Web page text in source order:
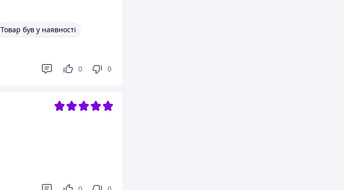
Товар був у наявності
0 0